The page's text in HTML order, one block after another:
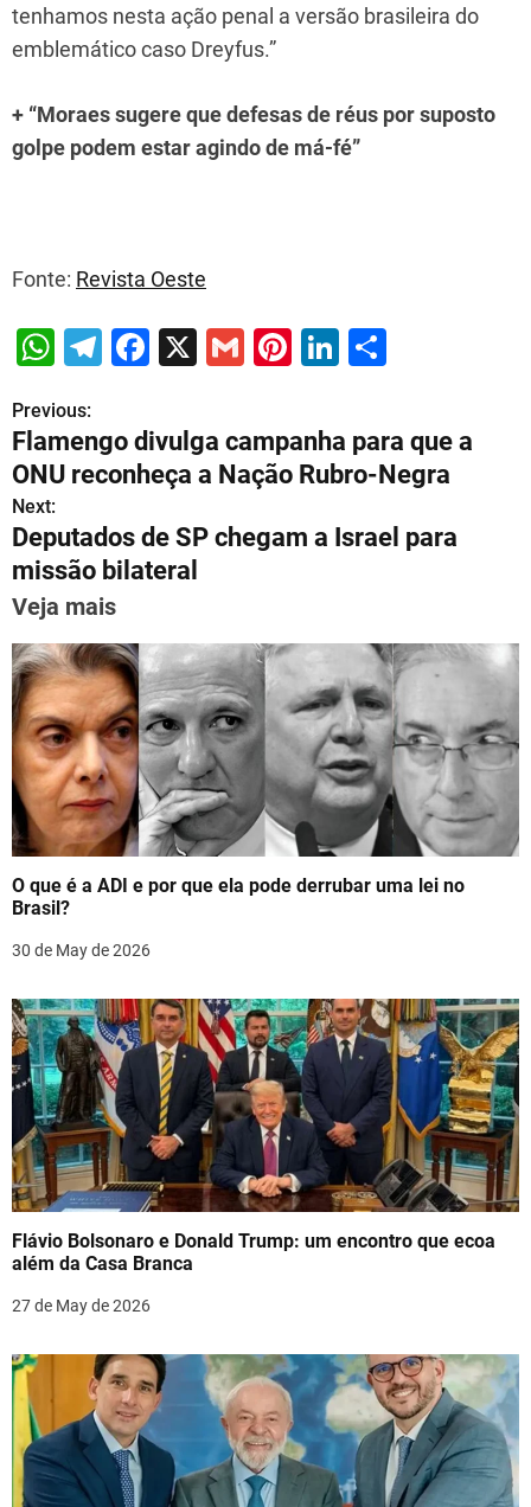
tenhamos nesta ação penal a versão brasileira do
emblemático caso Dreyfus.”
+ “Moraes sugere que defesas de réus por suposto
golpe podem estar agindo de má-fé”
Fonte: Revista Oeste
W
at
s
A
p
p
T
gr
a
m
F
c
e
b
o
o
X
G
l
Pi
er
e
st
Li
e
dI
n
e
P
o
s
t
n
a
v
i
g
a
t
i
o
n
Previous:
Flamengo divulga campanha para que a
ONU reconheça a Nação Rubro-Negra
Next:
Deputados de SP chegam a Israel para
missão bilateral
Veja mais
O que é a ADI e por que ela pode derrubar uma lei no
Brasil?
30 de May de 2026
Flávio Bolsonaro e Donald Trump: um encontro que ecoa
além da Casa Branca
27 de May de 2026